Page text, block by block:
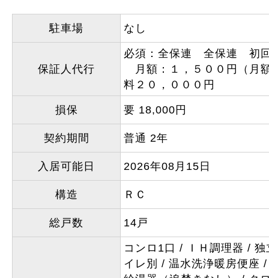
駐車場 なし
保証人代行
必須：全保連 全保連 初
月額：１，５００円（月
料２０，０００円
損保 要 18,000円
契約期間 普通 2年
入居可能日 2026年08月15日
構造 ＲＣ
総戸数 14戸
コンロ1口 ＩＨ調理器
独
イレ別
温水洗浄暖房便座